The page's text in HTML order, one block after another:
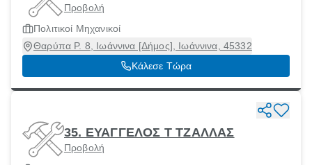
Προβολή
Πολιτικοί Μηχανικοί
Θαρύπα Ρ. 8, Ιωάννινα [Δήμος], Ιωάννινα, 45332
Κάλεσε Τώρα
35. ΕΥΑΓΓΕΛΟΣ Τ ΤΖΑΛΛΑΣ
Προβολή